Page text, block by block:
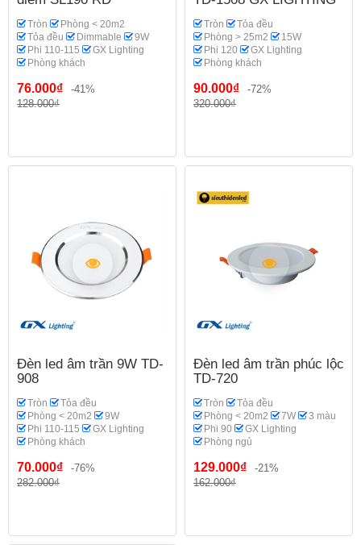
Tròn
Phòng < 20m2
Tỏa đều
Dimmable
9W
Phi 110-115
GX Lighting
Phòng khách
76.000₫
-41%
128.000₫
Tròn
Tỏa đều
Phòng > 25m2
15W
Phi 120
GX Lighting
Phòng khách
90.000₫
-72%
320.000₫
Đèn led âm trần 9W TD-
908
Tròn
Tỏa đều
Phòng < 20m2
9W
Phi 110-115
GX Lighting
Phòng khách
70.000₫
-76%
282.000₫
Đèn led âm trần phúc lộc
TD-720
Tròn
Tỏa đều
Phòng < 20m2
7W
3 màu
Phi 90
GX Lighting
Phòng ngủ
129.000₫
-21%
162.000₫